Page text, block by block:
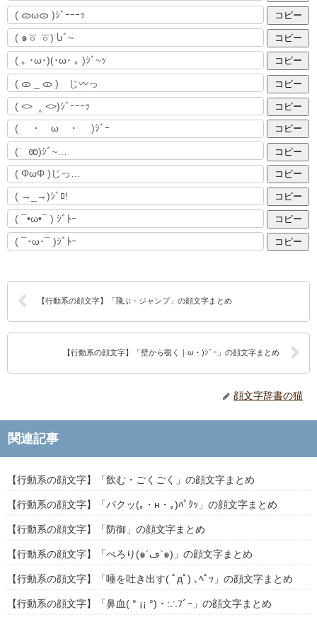
コピー
コピー
コピー
コピー
コピー
コピー
コピー
コピー
コピー
コピー
コピー
【行動系の顔文字】「飛ぶ・ジャンプ」の顔文字まとめ
【行動系の顔文字】「壁から覗く｜ω・)ｼﾞｰ」の顔文字まとめ
顔文字辞書の猫
関連記事
【行動系の顔文字】「飲む・ごくごく」の顔文字まとめ
【行動系の顔文字】「パクッ(｡・н・｡)ﾊﾟｸｯ」の顔文字まとめ
【行動系の顔文字】「防御」の顔文字まとめ
【行動系の顔文字】「ぺろり(๑´ڡ`๑)」の顔文字まとめ
【行動系の顔文字】「唾を吐き出す( ﾟдﾟ) ､ﾍﾟｯ」の顔文字まとめ
【行動系の顔文字】「鼻血( ° ¡¡ °)・:∴ﾌﾞｰ」の顔文字まとめ